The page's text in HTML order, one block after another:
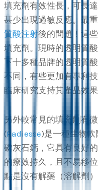
填充劑有效性長，可長
甚少出現過敏反應。最
質酸注射後的問題！這
填充劑。現時的透明質
下十多種品牌的透明質
不同，有些更加有專利
臨床研究支持其產品效果
另外較常見的填充劑有
(Radiesse)是一種生物
磷灰石鈣，它具有良好
的療效持久，且不易移
點是沒有解藥（溶解劑）